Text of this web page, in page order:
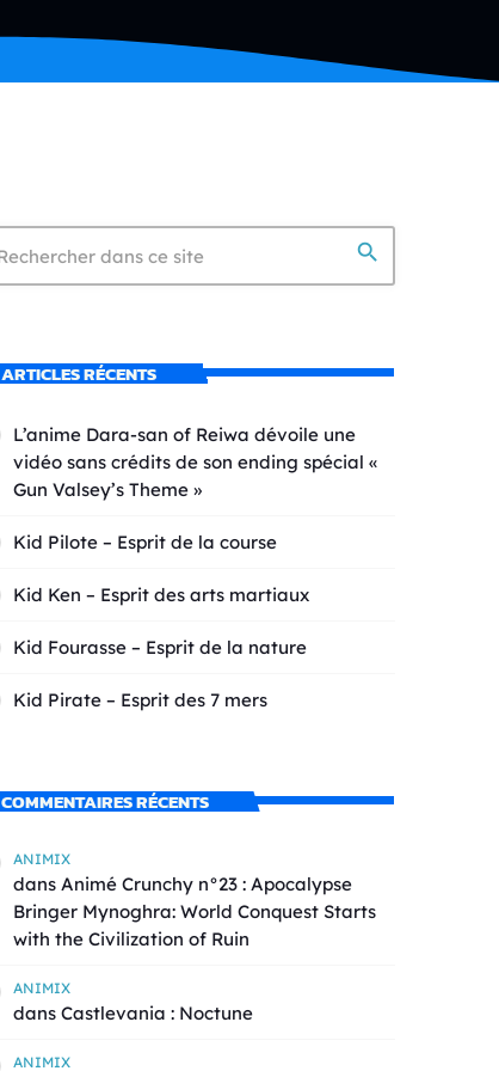
search
ARTICLES RÉCENTS
L’anime Dara-san of Reiwa dévoile une
vidéo sans crédits de son ending spécial «
Gun Valsey’s Theme »
Kid Pilote – Esprit de la course
Kid Ken – Esprit des arts martiaux
Kid Fourasse – Esprit de la nature
Kid Pirate – Esprit des 7 mers
COMMENTAIRES RÉCENTS
ANIMIX
dans Animé Crunchy n°23 : Apocalypse
Bringer Mynoghra: World Conquest Starts
with the Civilization of Ruin
ANIMIX
dans Castlevania : Noctune
ANIMIX